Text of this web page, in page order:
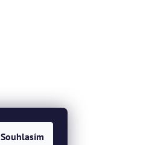
Souhlasím